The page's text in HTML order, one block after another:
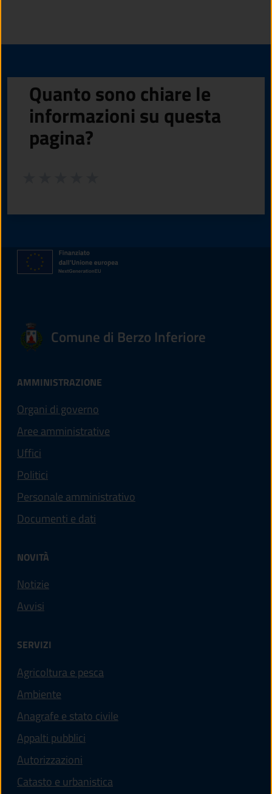
Quanto sono chiare le
informazioni su questa
pagina?
Comune di Berzo Inferiore
AMMINISTRAZIONE
Organi di governo
Aree amministrative
Uffici
Politici
Personale amministrativo
Documenti e dati
NOVITÀ
Notizie
Avvisi
SERVIZI
Agricoltura e pesca
Ambiente
Anagrafe e stato civile
Appalti pubblici
Autorizzazioni
Catasto e urbanistica